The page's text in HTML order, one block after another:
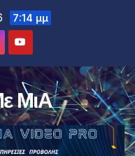
7:14 μμ
ΜιΑ